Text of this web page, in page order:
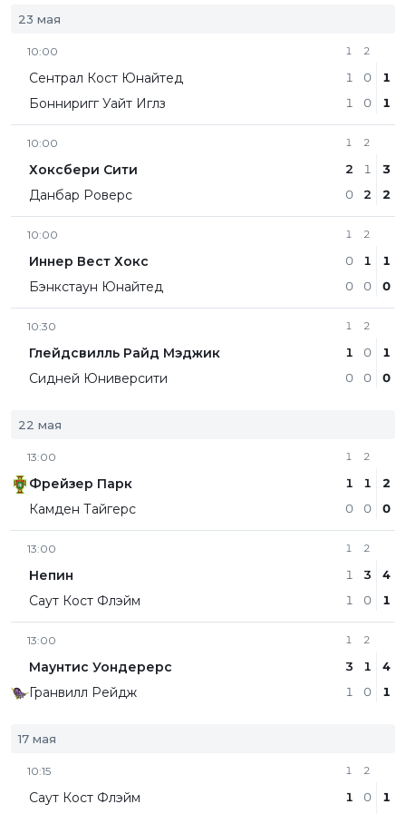
23 мая
10:00
Сентрал Кост Юнайтед
Бонниригг Уайт Иглз
1
1
1
2
0
0
1
1
10:00
Хоксбери Сити
Данбар Роверс
1
2
0
2
1
2
3
2
10:00
Иннер Вест Хокс
Бэнкстаун Юнайтед
1
0
0
2
1
0
1
0
10:30
Глейдсвилль Райд Мэджик
Сидней Юниверсити
1
1
0
2
0
0
1
0
22 мая
13:00
Фрейзер Парк
Камден Тайгерс
1
1
0
2
1
0
2
0
13:00
Непин
Саут Кост Флэйм
1
1
1
2
3
0
4
1
13:00
Маунтис Уондерерс
Гранвилл Рейдж
1
3
1
2
1
0
4
1
17 мая
10:15
Саут Кост Флэйм
1
1
2
0
1